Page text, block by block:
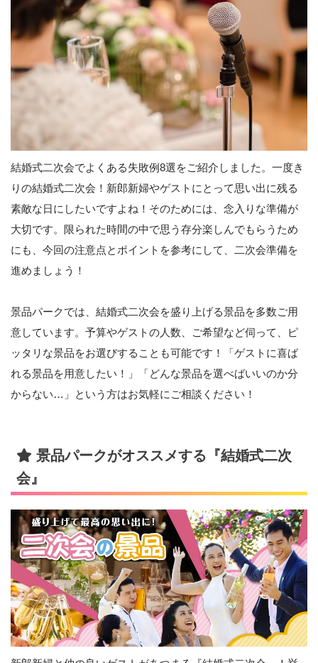
結婚式二次会でよくある失敗例8選をご紹介しました。一度き
りの結婚式二次会！新郎新婦やゲストにとって思い出に残る
素敵な日にしたいですよね！そのためには、念入りな準備が
大切です。限られた時間の中で思う存分楽しんでもらうため
にも、今回の注意点とポイントを参考にして、二次会準備を
進めましょう！
景品パークでは、結婚式二次会を盛り上げる景品を多数ご用
意しています。予算やゲストの人数、ご希望など伺って、ピ
ッタリな景品をお選びすることも可能です！「ゲストに喜ば
れる景品を用意したい！」「どんな景品を選べばいいのか分
からない…」という方はお気軽にご相談ください！
景品パークがオススメする『結婚式二次
会』